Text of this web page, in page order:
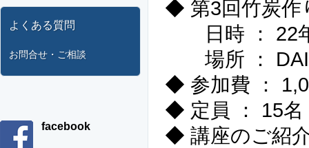
よくある質問
お問合せ・ご相談
facebook
◆ 第3回竹炭作
日時 ： 22年
場所 ：
◆ 参加費 ：
◆ 定員 ： 15名
◆ 講座のご紹